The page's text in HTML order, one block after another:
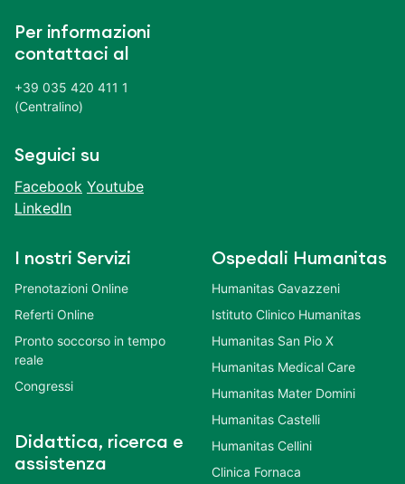
Per informazioni
contattaci al
+39 035 420 411 1
(Centralino)
Seguici su
Facebook Youtube
LinkedIn
I nostri Servizi
Prenotazioni Online
Referti Online
Pronto soccorso in tempo
reale
Congressi
Didattica, ricerca e
assistenza
Ospedali Humanitas
Humanitas Gavazzeni
Istituto Clinico Humanitas
Humanitas San Pio X
Humanitas Medical Care
Humanitas Mater Domini
Humanitas Castelli
Humanitas Cellini
Clinica Fornaca